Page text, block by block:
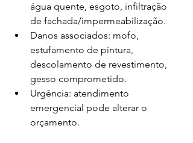
água quente, esgoto, infiltração
de fachada/impermeabilização.
Danos associados: mofo,
estufamento de pintura,
descolamento de revestimento,
gesso comprometido.
Urgência: atendimento
emergencial pode alterar o
orçamento.